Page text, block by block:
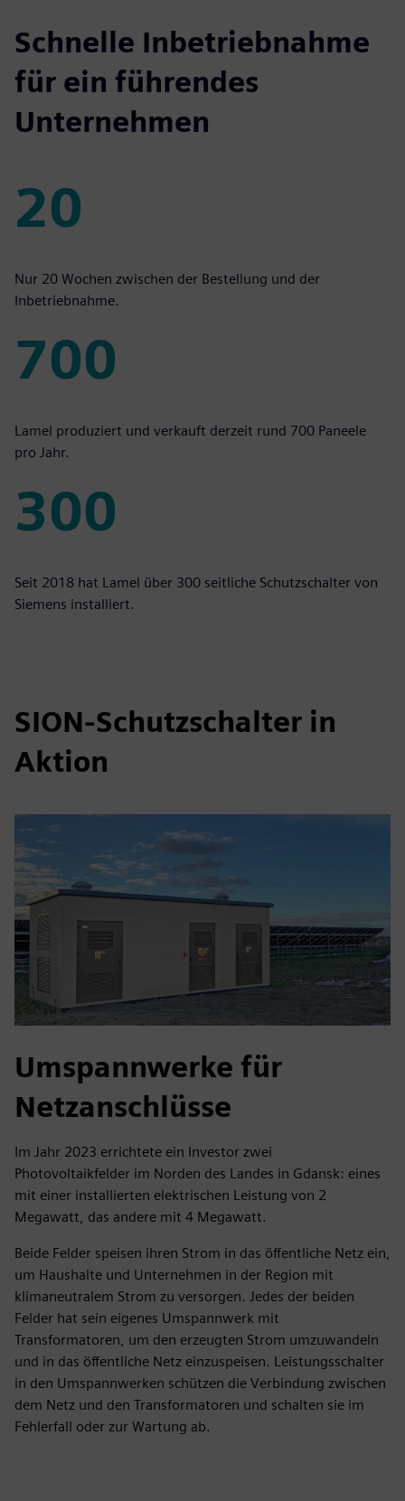
Schnelle Inbetriebnahme
für ein führendes
Unternehmen
20
20
Nur 20 Wochen zwischen der Bestellung und der
Inbetriebnahme.
700
700
Lamel produziert und verkauft derzeit rund 700 Paneele
pro Jahr.
300
300
Seit 2018 hat Lamel über 300 seitliche Schutzschalter von
Siemens installiert.
SION-Schutzschalter in
Aktion
Umspannwerke für
Netzanschlüsse
Im Jahr 2023 errichtete ein Investor zwei
Photovoltaikfelder im Norden des Landes in Gdansk: eines
mit einer installierten elektrischen Leistung von 2
Megawatt, das andere mit 4 Megawatt.
Beide Felder speisen ihren Strom in das öffentliche Netz ein,
um Haushalte und Unternehmen in der Region mit
klimaneutralem Strom zu versorgen. Jedes der beiden
Felder hat sein eigenes Umspannwerk mit
Transformatoren, um den erzeugten Strom umzuwandeln
und in das öffentliche Netz einzuspeisen. Leistungsschalter
in den Umspannwerken schützen die Verbindung zwischen
dem Netz und den Transformatoren und schalten sie im
Fehlerfall oder zur Wartung ab.